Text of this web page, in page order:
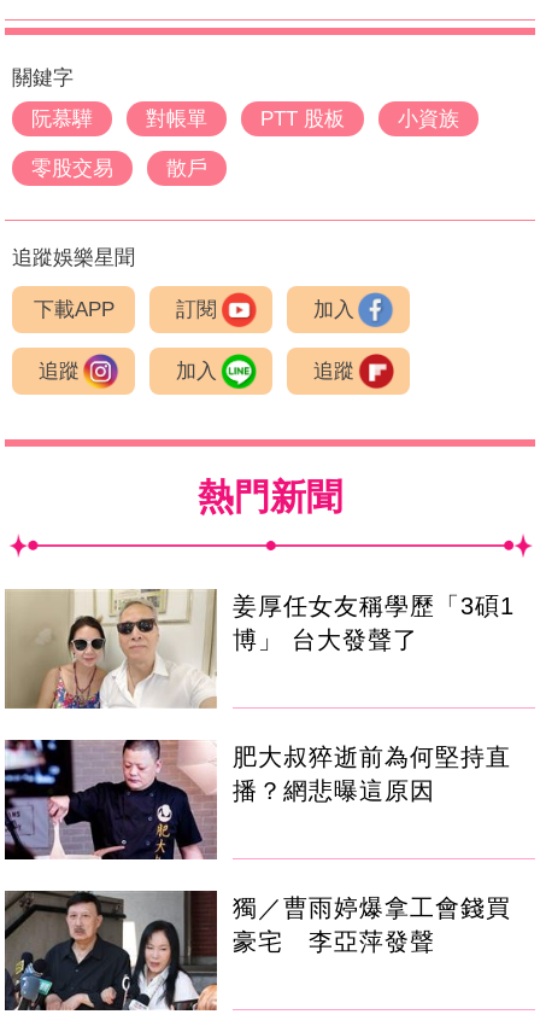
關鍵字
阮慕驊
對帳單 PTT 股板 小資族
零股交易 散戶
追蹤娛樂星聞
下載APP 訂閱 加入
追蹤 加入 追蹤
熱門新聞
姜厚任女友稱學歷「3碩1
博」 台大發聲了
肥大叔猝逝前為何堅持直
播？網悲曝這原因
獨／曹雨婷爆拿工會錢買
豪宅 李亞萍發聲